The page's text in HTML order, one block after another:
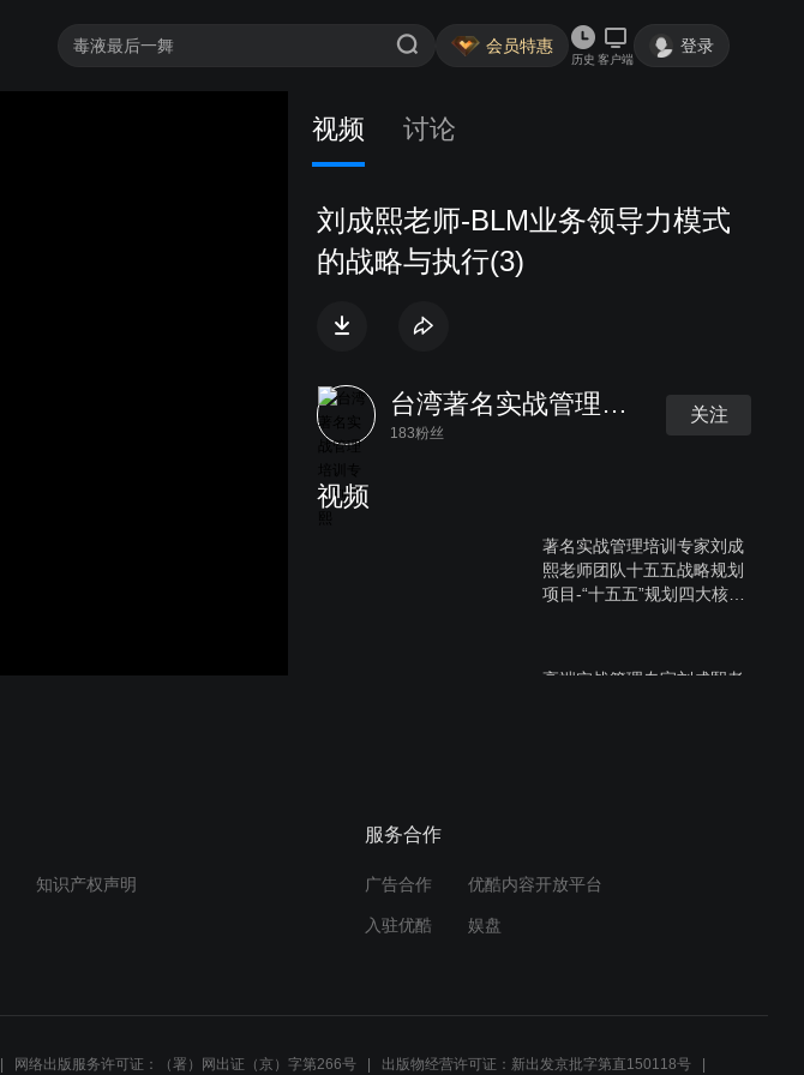
会员特惠
历史 客户端
登录
视频 讨论
刘成熙老师-BLM业务领导力模式
的战略与执行(3)
台湾著名实战管理培训专家刘成熙
183粉丝
关注
视频
著名实战管理培训专家刘成
熙老师团队十五五战略规划
项目-“十五五”规划四大核
高端实战管理专家刘成熙老
知识产权声明
服务合作
广告合作 优酷内容开放平台
入驻优酷 娱盘
网络出版服务许可证：（署）网出证（京）字第266号 出版物经营许可证：新出发京批字第直150118号